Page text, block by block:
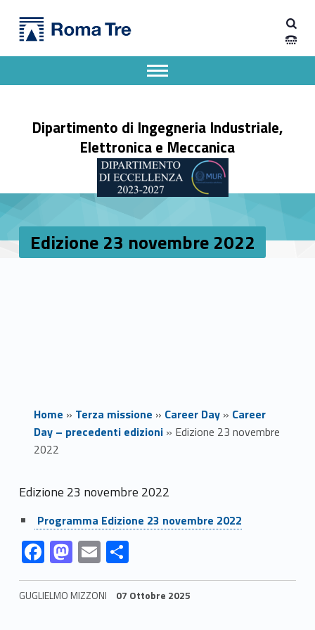
Edizione 23 novembre 2022 - Dipartimento di Ingegneria Industriale, Elettronica e Meccanica
Dipartimento di Ingegneria Industriale, Elettronica e Meccanica dell'Università degli Studi Roma Tre
Dipartimento di Ingegneria Industriale,
Elettronica e Meccanica
Apri il menu secondario
Header info sidebar
Edizione 23 novembre 2022
Home » Terza missione » Career Day» Career
Day – precedenti edizioni» Edizione 23 novembre
2022
E
d
i
z
i
Edizione 23 novembre 2022
Link identifier #identifier__176456-2Programma Edizione 23 novembre 2022
Link identifier #identifier__194754-1
F
ac
e
Link identifier #identifier__159195-2 M
as
to
Link identifier #identifier__125697-3 E
m
ai
Link identifier #identifier__109842-4 C
o
n
GUGLIELMO MIZZONI 07 Ottobre 2025